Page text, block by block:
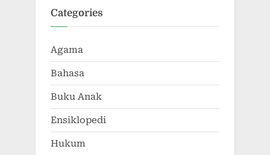
Categories
Agama
Bahasa
Buku Anak
Ensiklopedi
Hukum